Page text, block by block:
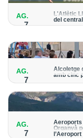
AG.
7
L'Atlètic
del
AG.
7
Alcoletge
amb cinc
Un dels
AG.
7
Aeroports
Organyà